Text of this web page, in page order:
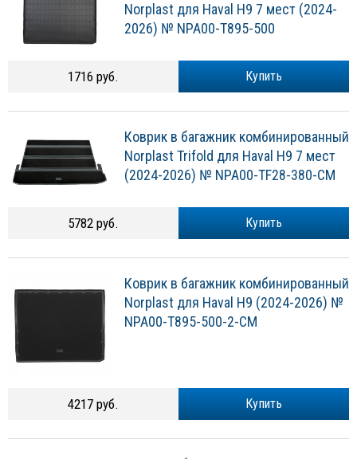
Norplast для Haval H9 7 мест (2024-
2026) № NPA00-T895-500
Купить
1716 руб.
Коврик в багажник комбинированный
Norplast Trifold для Haval H9 7 мест
(2024-2026) № NPA00-TF28-380-CM
Купить
5782 руб.
Коврик в багажник комбинированный
Norplast для Haval H9 (2024-2026) №
NPA00-T895-500-2-CM
Купить
4217 руб.